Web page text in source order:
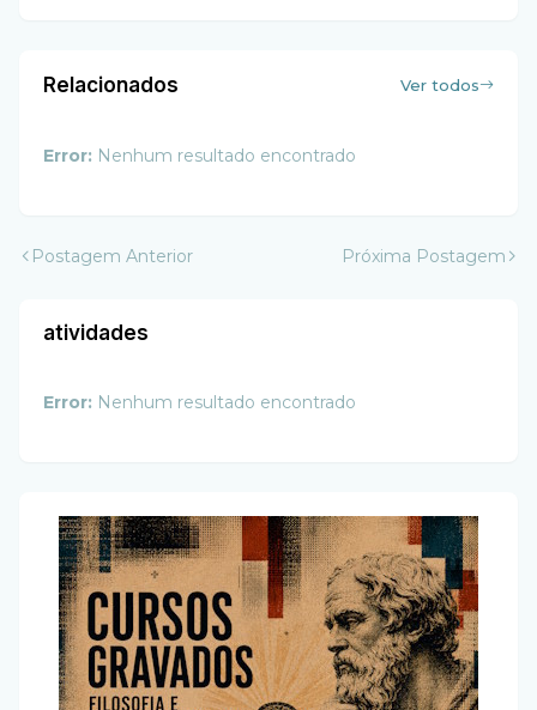
Relacionados Ver todos
Error: Nenhum resultado encontrado
Postagem Anterior Próxima Postagem
atividades
Error: Nenhum resultado encontrado